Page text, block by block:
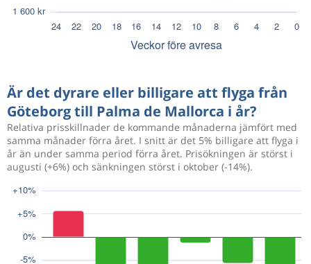
Är det dyrare eller billigare att flyga från
Göteborg till Palma de Mallorca i år?
Relativa prisskillnader de kommande månaderna jämfört med
samma månader förra året. I snitt är det 5% billigare att flyga i
år än under samma period förra året. Prisökningen är störst i
augusti (+6%) och sänkningen störst i oktober (-14%).